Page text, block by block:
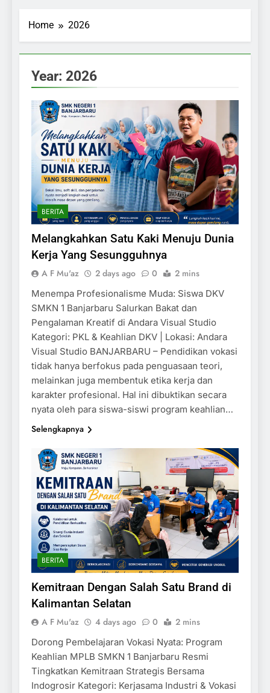
Home 2026
Year: 2026
BERITA
Melangkahkan Satu Kaki Menuju Dunia
Kerja Yang Sesungguhnya
A F Mu'az 2 days ago 0 2 mins
Menempa Profesionalisme Muda: Siswa DKV
SMKN 1 Banjarbaru Salurkan Bakat dan
Pengalaman Kreatif di Andara Visual Studio
Kategori: PKL & Keahlian DKV | Lokasi: Andara
Visual Studio BANJARBARU – Pendidikan vokasi
tidak hanya berfokus pada penguasaan teori,
melainkan juga membentuk etika kerja dan
karakter profesional. Hal ini dibuktikan secara
nyata oleh para siswa-siswi program keahlian…
Selengkapnya
BERITA
Kemitraan Dengan Salah Satu Brand di
Kalimantan Selatan
A F Mu'az 4 days ago 0 2 mins
Dorong Pembelajaran Vokasi Nyata: Program
Keahlian MPLB SMKN 1 Banjarbaru Resmi
Tingkatkan Kemitraan Strategis Bersama
Indogrosir Kategori: Kerjasama Industri & Vokasi